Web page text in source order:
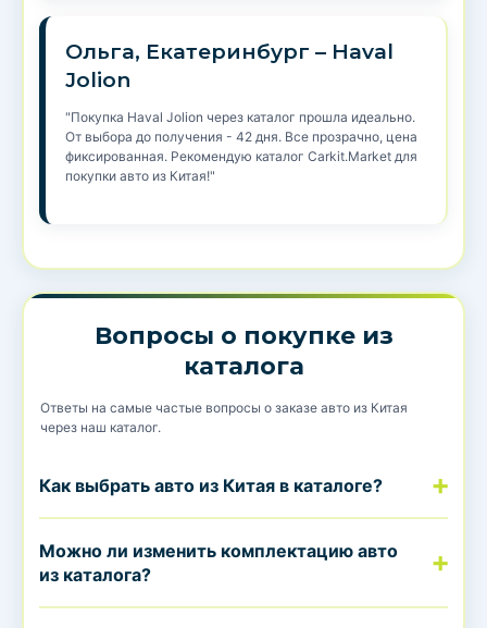
Ольга, Екатеринбург – Haval
Jolion
"Покупка Haval Jolion через каталог прошла идеально.
От выбора до получения - 42 дня. Все прозрачно, цена
фиксированная. Рекомендую каталог Carkit.Market для
покупки авто из Китая!"
Вопросы о покупке из
каталога
Ответы на самые частые вопросы о заказе авто из Китая
через наш каталог.
Как выбрать авто из Китая в каталоге?
Можно ли изменить комплектацию авто
из каталога?